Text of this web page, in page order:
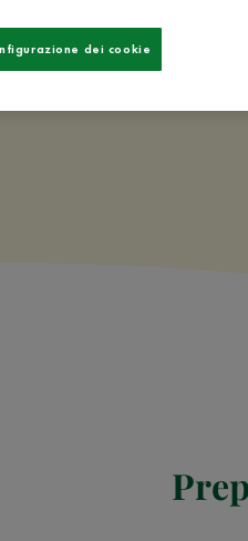
dei cookie